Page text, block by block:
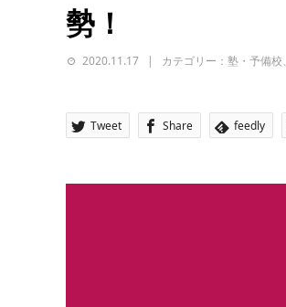
勢！
2020.11.17 カテゴリー：塾・予備
Tweet Share feedly